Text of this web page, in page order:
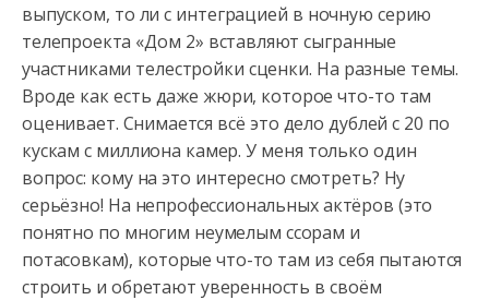
выпуском, то ли с интеграцией в ночную серию
телепроекта «Дом 2» вставляют сыгранные
участниками телестройки сценки. На разные темы.
Вроде как есть даже жюри, которое что-то там
оценивает. Снимается всё это дело дублей с 20 по
кускам с миллиона камер. У меня только один
вопрос: кому на это интересно смотреть? Ну
серьёзно! На непрофессиональных актёров (это
понятно по многим неумелым ссорам и
потасовкам), которые что-то там из себя пытаются
строить и обретают уверенность в своём